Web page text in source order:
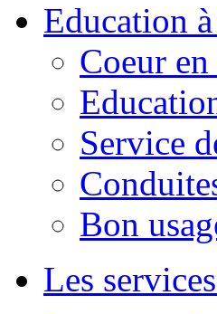
Education
Coeur
Service
Bon
Les